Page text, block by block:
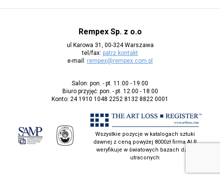
Rempex Sp. z o.o
ul Karowa 31, 00-324 Warszawa
tel/fax: patrz kontakt
e-mail: rempex@rempex.com.pl
Salon: pon. - pt. 11:00 - 19:00
Biuro przyjęć: pon. - pt. 12:00 - 18:00
Konto: 24 1910 1048 2252 8132 8822 0001
Wszystkie pozycje w katalogach sztuki
dawnej z ceną powyżej 8000zł firma ALR
weryfikuje w światowych bazach dzieł
utraconych